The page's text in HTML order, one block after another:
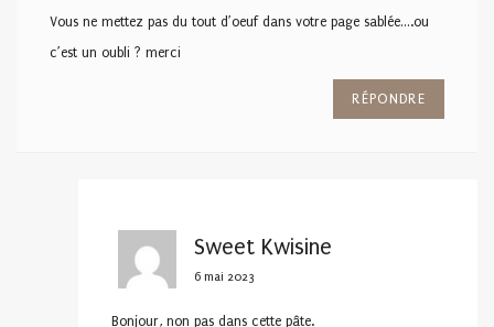
Vous ne mettez pas du tout d’oeuf dans votre page sablée….ou
c’est un oubli ? merci
RÉPONDRE
Sweet Kwisine
6 mai 2023
Bonjour, non pas dans cette pâte.